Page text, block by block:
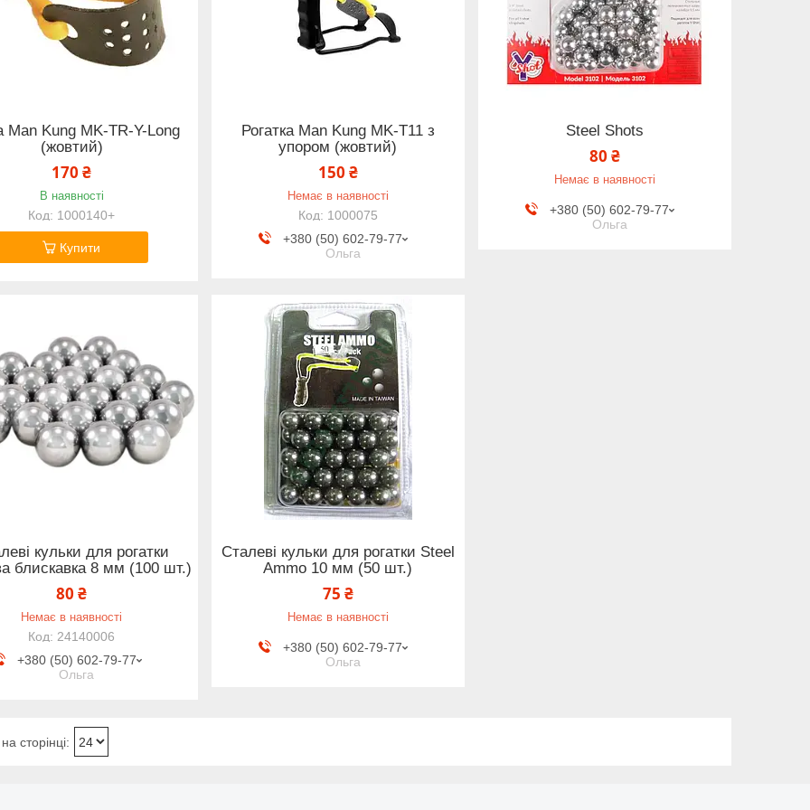
Man Kung MK-TR-Y-Long
(жовтий)
170 ₴
В наявності
1000140+
Купити
Рогатка Man Kung MK-T11 з
упором (жовтий)
150 ₴
Немає в наявності
1000075
+380 (50) 602-79-77
Ольга
Steel Shots
80 ₴
Немає в наявності
+380 (50) 602-79-77
Ольга
кульки для рогатки
блискавка 8 мм (100 шт.)
80 ₴
Немає в наявності
24140006
+380 (50) 602-79-77
Ольга
Сталеві кульки для рогатки Steel
Ammo 10 мм (50 шт.)
75 ₴
Немає в наявності
+380 (50) 602-79-77
Ольга